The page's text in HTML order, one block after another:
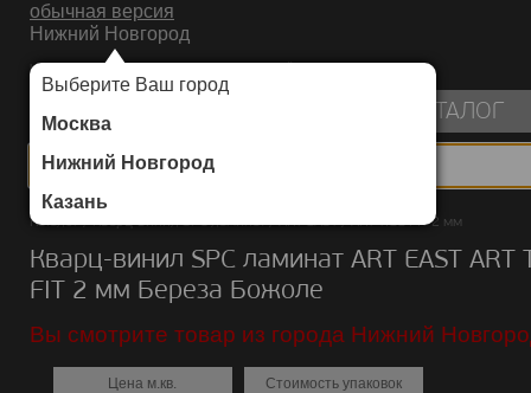
обычная версия
Нижний Новгород
Выберите Ваш город
Москва
Нижний Новгород
Казань
ИНТЕРНЕТ-МАГАЗИН НАПОЛЬНЫХ ПОКРЫТИЙ
КАТАЛОГ
Каталог/Кварц-винил SPC ламинат/ART EAST/ART TILE FIT 2 мм
Кварц-винил SPC ламинат ART EAST ART
FIT 2 мм Береза Божоле
Вы смотрите товар из города Нижний
Цена м.кв. Стоимость упаковок